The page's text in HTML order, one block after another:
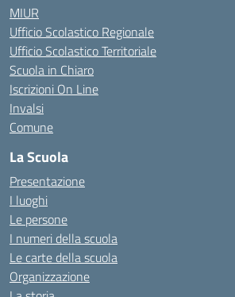
MIUR
Ufficio Scolastico Regionale
Ufficio Scolastico Territoriale
Scuola in Chiaro
Iscrizioni On Line
Invalsi
Comune
La Scuola
Presentazione
I luoghi
Le persone
I numeri della scuola
Le carte della scuola
Organizzazione